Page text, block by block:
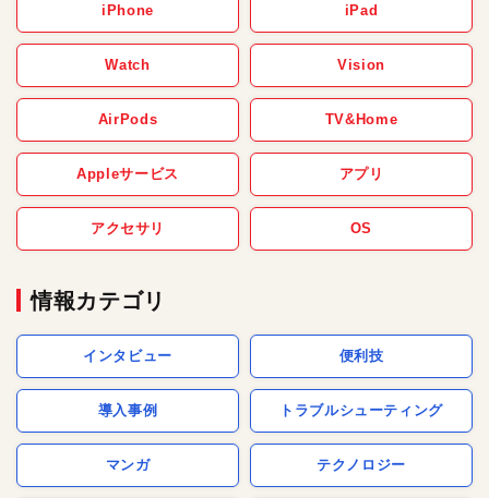
iPhone iPad
Watch Vision
AirPods TV&Home
Appleサービス アプリ
アクセサリ OS
情報カテゴリ
インタビュー 便利技
導入事例 トラブルシューティング
マンガ テクノロジー